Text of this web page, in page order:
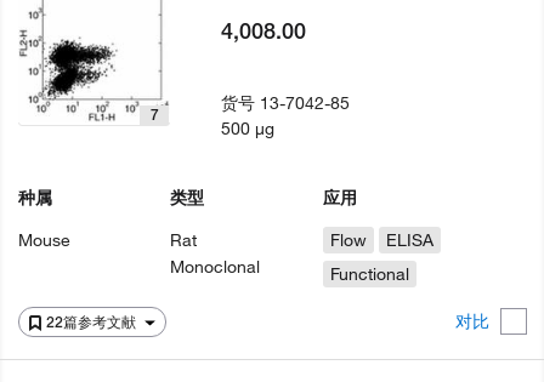
22篇参考文献 对比
7
种属
Mouse
类型
Rat
Monoclonal
应用
Flow
ELISA
Functional
4,008.00
货号 13-7042-85
500 µg